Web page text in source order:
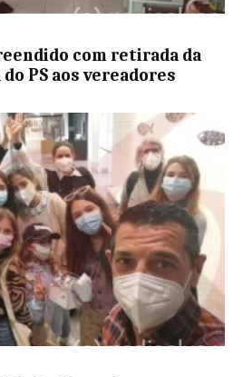
com retirada da
PS aos vereadores